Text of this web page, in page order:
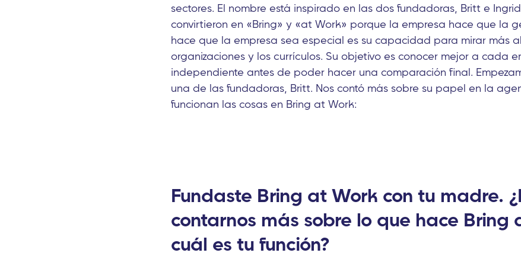
sectores. El nombre está inspirado en las dos fundadoras, Britt e
convirtieron en «Bring» y «at Work» porque la empresa hace que la
hace que la empresa sea especial es su capacidad para mirar más
organizaciones y los currículos. Su objetivo es conocer mejor a cada
independiente antes de poder hacer una comparación final.
una de las fundadoras, Britt. Nos contó más sobre su papel en la
funcionan las cosas en Bring at Work:
Fundaste Bring at Work con tu madre.
contarnos más sobre lo que hace Bring
cuál es tu función?